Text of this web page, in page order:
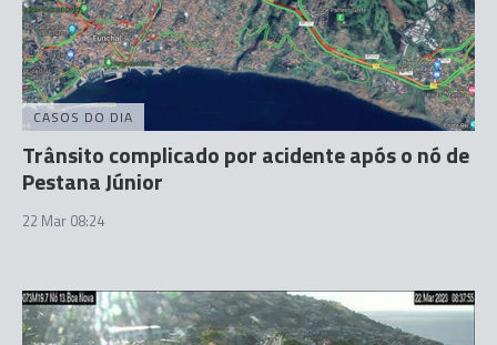
CASOS DO DIA
Trânsito complicado por acidente após o nó de
Pestana Júnior
22 Mar 08:24